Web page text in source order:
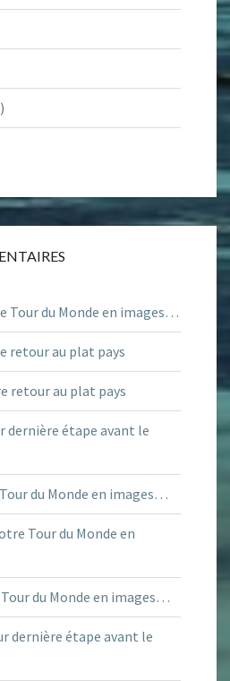
Tour du Monde en images…
retour au plat pays
retour au plat pays
dernière étape avant le
du Monde en images…
Tour du Monde en
du Monde en images…
dernière étape avant le